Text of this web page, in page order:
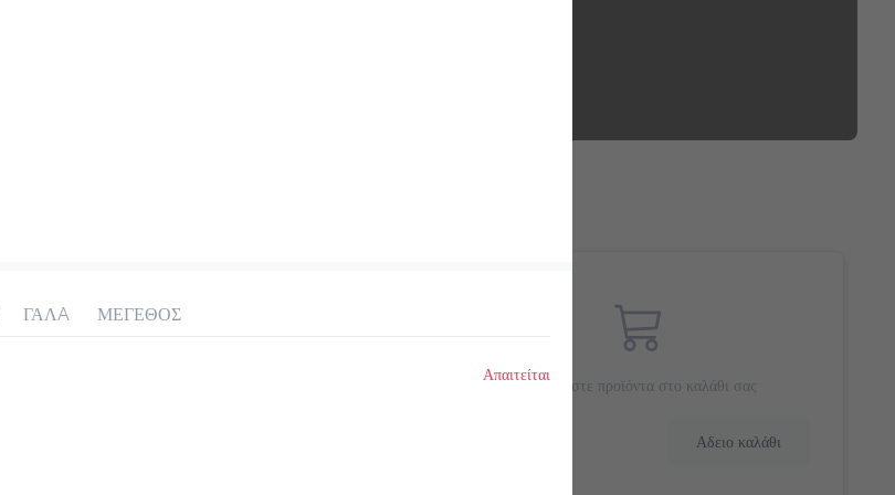
Προσθέστε προϊόντα στο καλάθι σας
Αδειο καλάθι
ΓΑΛA ΜΕΓΕΘΟΣ
Απαιτείται